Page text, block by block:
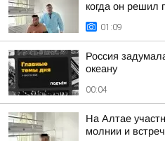
когда он решил
01:09
Россия
океану
00:04
На Алтае
молнии и